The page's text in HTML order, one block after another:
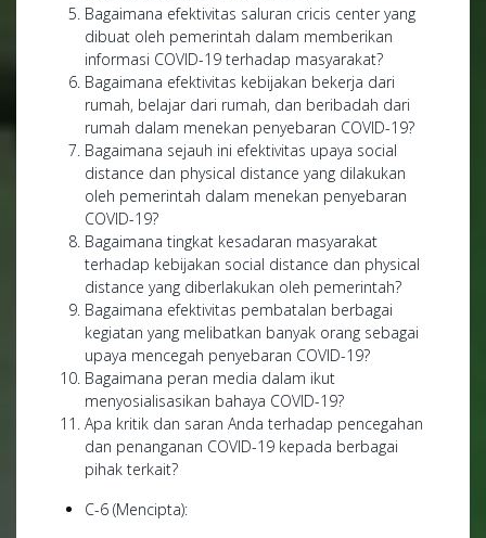
Bagaimana efektivitas saluran cricis center yang
dibuat oleh pemerintah dalam memberikan
informasi COVID-19 terhadap masyarakat?
Bagaimana efektivitas kebijakan bekerja dari
rumah, belajar dari rumah, dan beribadah dari
rumah dalam menekan penyebaran COVID-19?
Bagaimana sejauh ini efektivitas upaya social
distance dan physical distance yang dilakukan
oleh pemerintah dalam menekan penyebaran
COVID-19?
Bagaimana tingkat kesadaran masyarakat
terhadap kebijakan social distance dan physical
distance yang diberlakukan oleh pemerintah?
Bagaimana efektivitas pembatalan berbagai
kegiatan yang melibatkan banyak orang sebagai
upaya mencegah penyebaran COVID-19?
Bagaimana peran media dalam ikut
menyosialisasikan bahaya COVID-19?
Apa kritik dan saran Anda terhadap pencegahan
dan penanganan COVID-19 kepada berbagai
pihak terkait?
C-6 (Mencipta):